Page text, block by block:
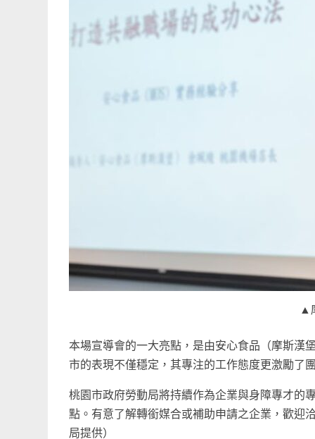
▲
本場宣導會的一大亮點，是由安心食品（摩斯漢
市的表現不僅穩定，其專注的工作態度更激勵了
桃園市政府勞動局將持續作為企業與身障專才的
點。有意了解轉銜媒合或補助申請之企業，歡迎
局提供）